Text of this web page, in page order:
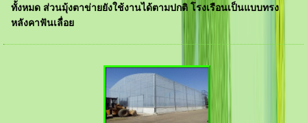
ทั้งหมด ส่วนมุ้งตาข่ายยังใช้งานได้ตามปกติ โรงเรือนเป็นแบบทรง
หลังคาฟันเลื่อย